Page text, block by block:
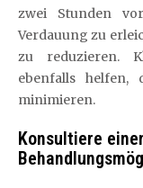
zwei Stunden
Verdauung zu
zu reduzieren.
ebenfalls helfen,
minimieren.
Konsultiere